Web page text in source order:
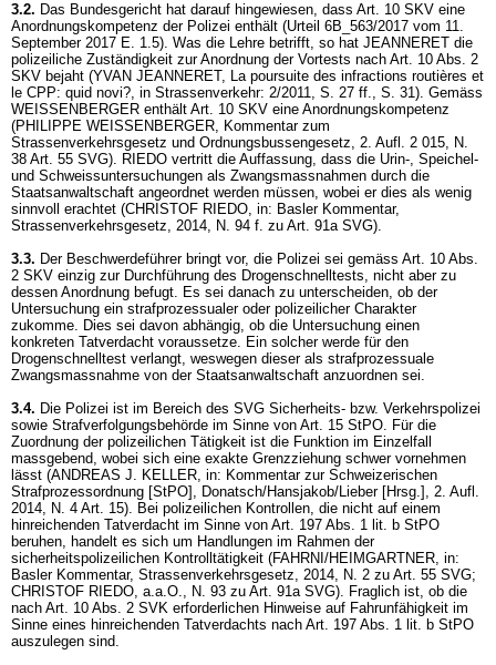
3.2. Das Bundesgericht hat darauf hingewiesen, dass Art. 10 SKV eine
Anordnungskompetenz der Polizei enthält (Urteil 6B_563/2017 vom 11.
September 2017 E. 1.5). Was die Lehre betrifft, so hat JEANNERET die
polizeiliche Zuständigkeit zur Anordnung der Vortests nach Art. 10 Abs. 2
SKV bejaht (YVAN JEANNERET, La poursuite des infractions routières et
le CPP: quid novi?, in Strassenverkehr: 2/2011, S. 27 ff., S. 31). Gemäss
WEISSENBERGER enthält Art. 10 SKV eine Anordnungskompetenz
(PHILIPPE WEISSENBERGER, Kommentar zum
Strassenverkehrsgesetz und Ordnungsbussengesetz, 2. Aufl. 2 015, N.
38 Art. 55 SVG). RIEDO vertritt die Auffassung, dass die Urin-, Speichel-
und Schweissuntersuchungen als Zwangsmassnahmen durch die
Staatsanwaltschaft angeordnet werden müssen, wobei er dies als wenig
sinnvoll erachtet (CHRISTOF RIEDO, in: Basler Kommentar,
Strassenverkehrsgesetz, 2014, N. 94 f. zu Art. 91a SVG).
3.3. Der Beschwerdeführer bringt vor, die Polizei sei gemäss Art. 10 Abs.
2 SKV einzig zur Durchführung des Drogenschnelltests, nicht aber zu
dessen Anordnung befugt. Es sei danach zu unterscheiden, ob der
Untersuchung ein strafprozessualer oder polizeilicher Charakter
zukomme. Dies sei davon abhängig, ob die Untersuchung einen
konkreten Tatverdacht voraussetze. Ein solcher werde für den
Drogenschnelltest verlangt, weswegen dieser als strafprozessuale
Zwangsmassnahme von der Staatsanwaltschaft anzuordnen sei.
3.4. Die Polizei ist im Bereich des SVG Sicherheits- bzw. Verkehrspolizei
sowie Strafverfolgungsbehörde im Sinne von Art. 15 StPO. Für die
Zuordnung der polizeilichen Tätigkeit ist die Funktion im Einzelfall
massgebend, wobei sich eine exakte Grenzziehung schwer vornehmen
lässt (ANDREAS J. KELLER, in: Kommentar zur Schweizerischen
Strafprozessordnung [StPO], Donatsch/Hansjakob/Lieber [Hrsg.], 2. Aufl.
2014, N. 4 Art. 15). Bei polizeilichen Kontrollen, die nicht auf einem
hinreichenden Tatverdacht im Sinne von Art. 197 Abs. 1 lit. b StPO
beruhen, handelt es sich um Handlungen im Rahmen der
sicherheitspolizeilichen Kontrolltätigkeit (FAHRNI/HEIMGARTNER, in:
Basler Kommentar, Strassenverkehrsgesetz, 2014, N. 2 zu Art. 55 SVG;
CHRISTOF RIEDO, a.a.O., N. 93 zu Art. 91a SVG). Fraglich ist, ob die
nach Art. 10 Abs. 2 SVK erforderlichen Hinweise auf Fahrunfähigkeit im
Sinne eines hinreichenden Tatverdachts nach Art. 197 Abs. 1 lit. b StPO
auszulegen sind.